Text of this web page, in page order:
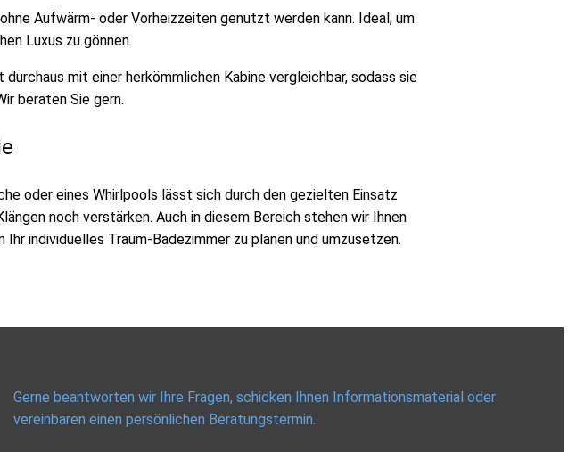
Aufwärm- oder Vorheizzeiten genutzt werden kann. Ideal, um
Luxus zu gönnen.
mit einer herkömmlichen Kabine vergleichbar, sodass sie
beraten Sie gern.
oder eines Whirlpools lässt sich durch den gezielten Einsatz
noch verstärken. Auch in diesem Bereich stehen wir Ihnen
individuelles Traum-Badezimmer zu planen und umzusetzen.
Gerne beantworten wir Ihre Fragen, schicken Ihnen Informationsmaterial oder
vereinbaren einen persönlichen Beratungstermin.